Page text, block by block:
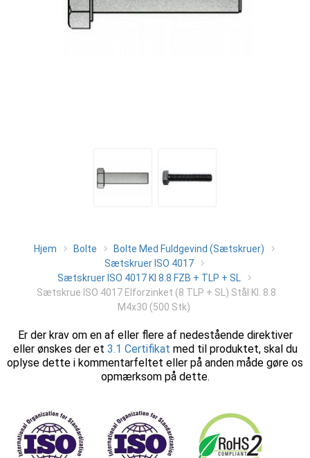
Hjem Bolte
Bolte Med Fuldgevind (Sætskruer)
Sætskruer ISO 4017
Sætskruer ISO 4017 Kl 8.8 FZB + TLP + SL
Sætskrue ISO 4017 Elforzinket (8 TLP + SL) Stål Kl. 8.8
M4x30 (500 Stk)
Er der krav om en af eller flere af nedestående direktiver
eller ønskes der et 3.1 Certifikat med til produktet, skal du
oplyse dette i kommentarfeltet eller på anden måde gøre os
opmærksom på dette.